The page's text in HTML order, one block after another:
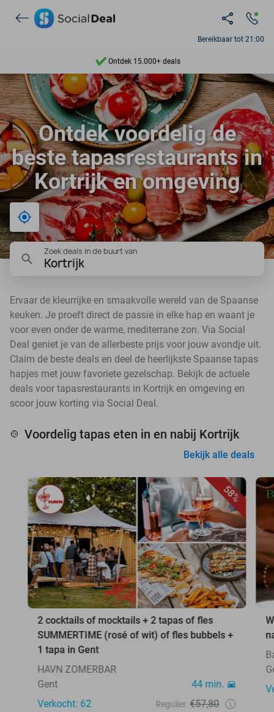
Bereikbaar tot 21:00
Ontdek 15.000+ deals
7 dagen per week beschikbaar
10+ miljoen leden
9,4
Ontdek 15.000+ deals
Ontdek voordelig de
beste tapasrestaurants in
Kortrijk en omgeving
Bij mij in de buurt
Zoek deals in de buurt van
Kortrijk
Ervaar de kleurrijke en smaakvolle wereld van de Spaanse
keuken. Je proeft direct de passie in elke hap en waant je
voor even onder de warme, mediterrane zon. Via Social
Deal geniet je van de allerbeste prijs voor jouw avondje uit.
Claim de beste deals en deel de heerlijkste Spaanse tapas
hapjes met jouw favoriete gezelschap. Bekijk de actuele
deals voor tapasrestaurants in Kortrijk en omgeving en
scoor jouw korting via Social Deal.
🍲 Voordelig tapas eten in en nabij Kortrijk
Bekijk alle deals
58%
2 cocktails of mocktails + 2 tapas of fles
SUMMERTIME (rosé of wit) of fles bubbels +
1 tapa in Gent
HAVN ZOMERBAR
Gent
44 min.
Verkocht: 62
Regulier €57,80